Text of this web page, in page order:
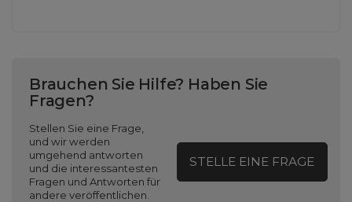
Brauchen Sie Hilfe? Haben Sie
Fragen?
Stellen Sie eine Frage,
und wir werden
umgehend antworten
und die interessantesten
Fragen und Antworten für
andere veröffentlichen.
STELLE EINE FRAGE